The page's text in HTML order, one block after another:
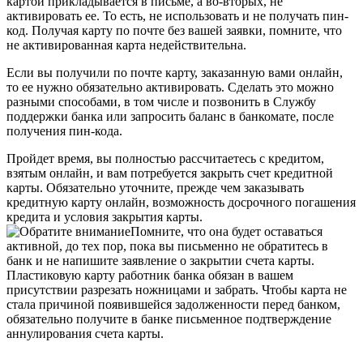
активировать ее. То есть, не использовать и не получать пин-
код. Получая карту по почте без вашей заявки, помните, что
не активированная карта недействительна.
Если вы получили по почте карту, заказанную вами онлайн,
то ее нужно обязательно активировать. Сделать это можно
разными способами, в том числе и позвонить в Службу
поддержки банка или запросить баланс в банкомате, после
получения пин-кода.
Пройдет время, вы полностью рассчитаетесь с кредитом,
взятым онлайн, и вам потребуется закрыть счет кредитной
карты. Обязательно уточните, прежде чем заказывать
кредитную карту онлайн, возможность досрочного погашения
кредита и условия закрытия карты.
Помните, что она будет оставаться
активной, до тех пор, пока вы письменно не обратитесь в
банк и не напишите заявление о закрытии счета карты.
Пластиковую карту работник банка обязан в вашем
присутствии разрезать ножницами и забрать. Чтобы карта не
стала причиной появившейся задолженности перед банком,
обязательно получите в банке письменное подтверждение
аннулирования счета карты.